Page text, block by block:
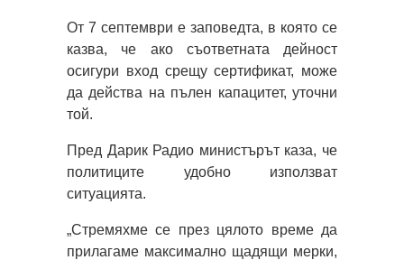
От 7 септември е заповедта, в която се
казва, че ако съответната дейност
осигури вход срещу сертификат, може
да действа на пълен капацитет, уточни
той.
Пред Дарик Радио министърът каза, че
политиците удобно използват
ситуацията.
„Стремяхме се през цялото време да
прилагаме максимално щадящи мерки,